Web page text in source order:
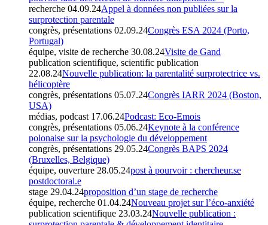
recherche 04.09.24Appel à données non publiées sur la
surprotection parentale
congrès, présentations 02.09.24Congrès ESA 2024 (Porto,
Portugal)
équipe, visite de recherche 30.08.24Visite de Gand
publication scientifique, scientific publication
22.08.24Nouvelle publication: la parentalité surprotectrice vs.
hélicoptère
congrès, présentations 05.07.24Congrès IARR 2024 (Boston,
USA)
médias, podcast 17.06.24Podcast: Eco-Emois
congrès, présentations 05.06.24Keynote à la conférence
polonaise sur la psychologie du développement
congrès, présentations 29.05.24Congrès BAPS 2024
(Bruxelles, Belgique)
équipe, ouverture 28.05.24post à pourvoir : chercheur.se
postdoctoral.e
stage 29.04.24proposition d’un stage de recherche
équipe, recherche 01.04.24Nouveau projet sur l’éco-anxiété
publication scientifique 23.03.24Nouvelle publication :